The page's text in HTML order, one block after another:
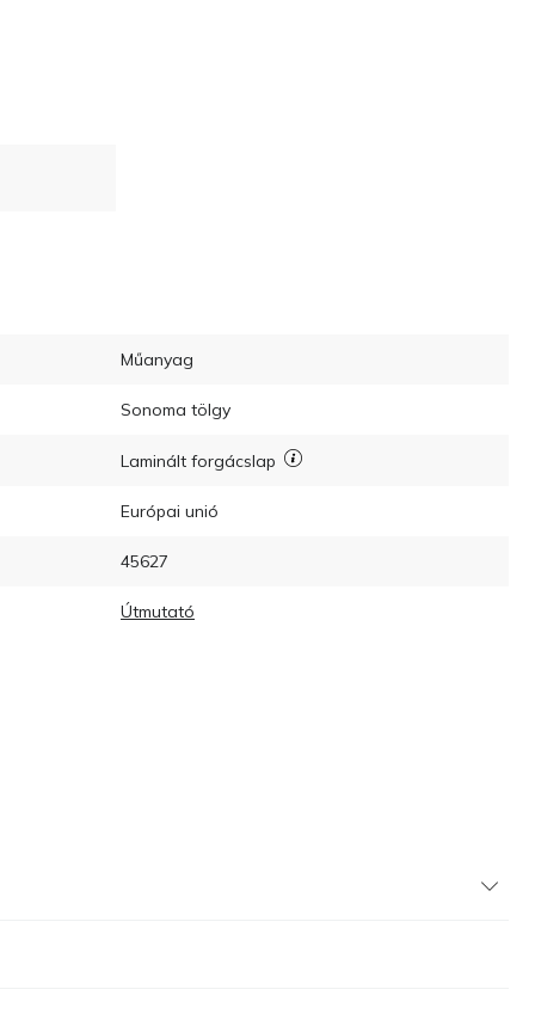
Műanyag
Sonoma tölgy
Laminált forgácslap
Európai unió
45627
Útmutató